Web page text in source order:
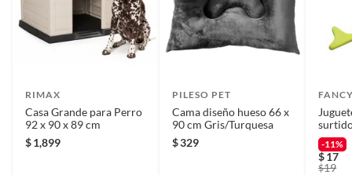
RIMAX
Casa Grande para Perro
92 x 90 x 89 cm
$1,899
PILESO PET
Cama diseño hueso 66 x
90 cm Gris/Turquesa
$329 -11%
$17
$19